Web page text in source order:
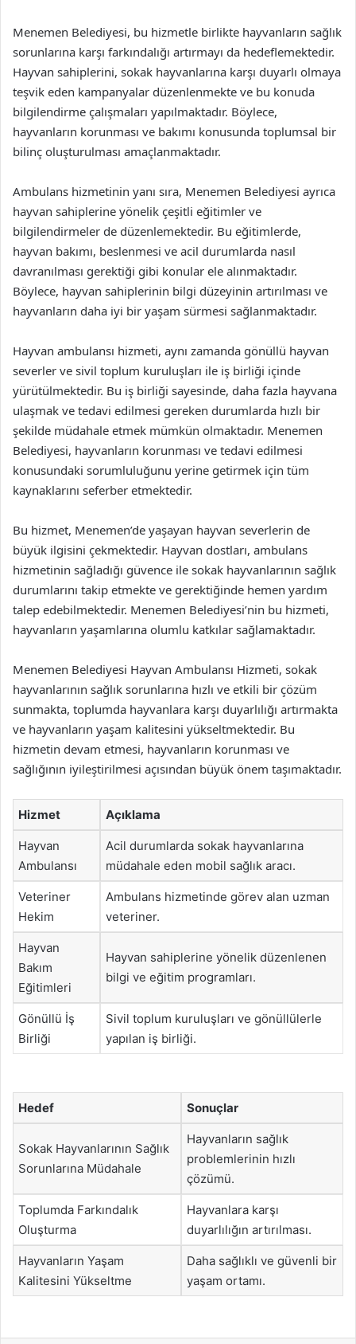
Menemen Belediyesi, bu hizmetle birlikte hayvanların sağlık
sorunlarına karşı farkındalığı artırmayı da hedeflemektedir.
Hayvan sahiplerini, sokak hayvanlarına karşı duyarlı olmaya
teşvik eden kampanyalar düzenlenmekte ve bu konuda
bilgilendirme çalışmaları yapılmaktadır. Böylece,
hayvanların korunması ve bakımı konusunda toplumsal bir
bilinç oluşturulması amaçlanmaktadır.
Ambulans hizmetinin yanı sıra, Menemen Belediyesi ayrıca
hayvan sahiplerine yönelik çeşitli eğitimler ve
bilgilendirmeler de düzenlemektedir. Bu eğitimlerde,
hayvan bakımı, beslenmesi ve acil durumlarda nasıl
davranılması gerektiği gibi konular ele alınmaktadır.
Böylece, hayvan sahiplerinin bilgi düzeyinin artırılması ve
hayvanların daha iyi bir yaşam sürmesi sağlanmaktadır.
Hayvan ambulansı hizmeti, aynı zamanda gönüllü hayvan
severler ve sivil toplum kuruluşları ile iş birliği içinde
yürütülmektedir. Bu iş birliği sayesinde, daha fazla hayvana
ulaşmak ve tedavi edilmesi gereken durumlarda hızlı bir
şekilde müdahale etmek mümkün olmaktadır. Menemen
Belediyesi, hayvanların korunması ve tedavi edilmesi
konusundaki sorumluluğunu yerine getirmek için tüm
kaynaklarını seferber etmektedir.
Bu hizmet, Menemen’de yaşayan hayvan severlerin de
büyük ilgisini çekmektedir. Hayvan dostları, ambulans
hizmetinin sağladığı güvence ile sokak hayvanlarının sağlık
durumlarını takip etmekte ve gerektiğinde hemen yardım
talep edebilmektedir. Menemen Belediyesi’nin bu hizmeti,
hayvanların yaşamlarına olumlu katkılar sağlamaktadır.
Menemen Belediyesi Hayvan Ambulansı Hizmeti, sokak
hayvanlarının sağlık sorunlarına hızlı ve etkili bir çözüm
sunmakta, toplumda hayvanlara karşı duyarlılığı artırmakta
ve hayvanların yaşam kalitesini yükseltmektedir. Bu
hizmetin devam etmesi, hayvanların korunması ve
sağlığının iyileştirilmesi açısından büyük önem taşımaktadır.
Hizmet Açıklama
Hayvan
Ambulansı
Acil durumlarda sokak hayvanlarına
müdahale eden mobil sağlık aracı.
Veteriner
Hekim
Ambulans hizmetinde görev alan uzman
veteriner.
Hayvan
Bakım
Eğitimleri
Hayvan sahiplerine yönelik düzenlenen
bilgi ve eğitim programları.
Gönüllü İş
Birliği
Sivil toplum kuruluşları ve gönüllülerle
yapılan iş birliği.
Hedef Sonuçlar
Sokak Hayvanlarının Sağlık
Sorunlarına Müdahale
Hayvanların sağlık
problemlerinin hızlı
çözümü.
Toplumda Farkındalık
Oluşturma
Hayvanlara karşı
duyarlılığın artırılması.
Hayvanların Yaşam
Kalitesini Yükseltme
Daha sağlıklı ve güvenli bir
yaşam ortamı.